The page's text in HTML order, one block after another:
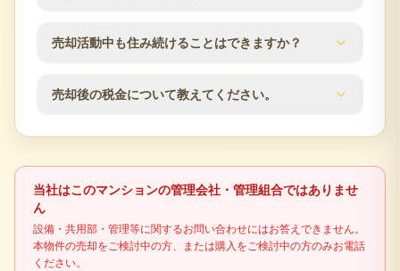
の目安をご案内します。
仲介手数料は成約価格の3％+6万円（税別）が上限で
す。登記費用、住宅ローン残債、譲渡所得税の可能
性なども含め、査定時に概算の手取り額を確認でき
ます。
売却活動中も住み続けることはできますか？
はい、居住しながらの売却活動が可能です。見学希
望者との日程調整など、ご都合に合わせて柔軟に対
売却後の税金について教えてください。
不動産売却時には譲渡所得税が発生する場合があり
士などの専門家に確認してください。
当社はこのマンションの管理会社・管理組合ではありませ
ん
設備・共用部・管理等に関するお問い合わせにはお答えできません。
本物件の売却をご検討中の方、または購入をご検討中の方のみお電話
ください。